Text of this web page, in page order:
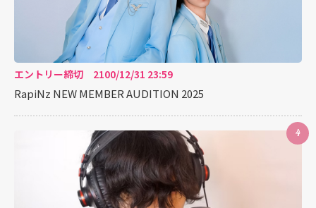
エントリー締切 2100/12/31 23:59
RapiNz NEW MEMBER AUDITION 2025
4